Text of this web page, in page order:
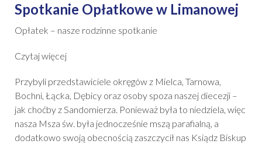
Spotkanie Opłatkowe w Limanowej
Opłatek – nasze rodzinne spotkanie
Czytaj więcej
Przybyli przedstawiciele okręgów z Mielca, Tarnowa,
Bochni, Łącka, Dębicy oraz osoby spoza naszej diecezji –
jak choćby z Sandomierza. Ponieważ była to niedziela, więc
nasza Msza św. była jednocześnie mszą parafialną, a
dodatkowo swoją obecnością zaszczycił nas Ksiądz Biskup